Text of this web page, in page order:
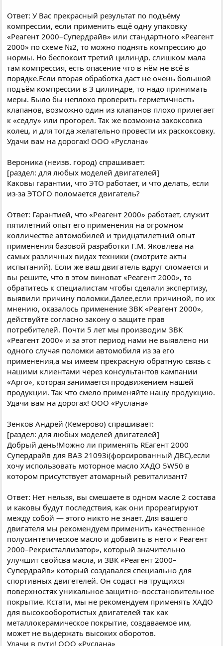
Ответ: У Вас прекрасный результат по подъёму
компрессии, если применить ещё одну упаковку
«Реагент 2000–Супердрайв» или стандартного «Реагент
2000» по схеме №2, то можно поднять компрессию до
нормы. Но беспокоит третий цилиндр, слишком мала
там компрессия, есть опасение что в нём не всё в
порядке.Если вторая обработка даст не очень большой
подъём компрессии в 3 цилиндре, то надо принимать
меры. Было бы неплохо проверить герметичность
клапанов, возможно один из клапанов плохо прилегает
к «седлу» или прогорел. Так же возможна закоксовка
колец, и для тогда желательно провести их раскоксовку.
Удачи вам на дорогах! ООО «Руслана»
Вероника (неизв. город) спрашивает:
[раздел: для любых моделей двигателей]
Каковы гарантии, что ЭТО работает, и что делать, если
из-за ЭТОГО поломается двигатель?
Ответ: Гарантией, что «Реагент 2000» работает, служит
пятилетний опыт его применения на огромном
колличестве автомобилей и тридцатилетний опыт
применения базовой разработки Г.М. Яковлева на
самых различных видах техники (смотрите акты
испытаний). Если же ваш двигатель вдруг сломается и
вы решите, что в этом виноват «Реагент 2000», то
обратитесь к специалистам чтобы сделали экспертизу,
выявили причину поломки.Далее,если причиной, по их
мнению, оказалось применение ЗВК «Реагент 2000»,
действуйте согласно закону о защите прав
потребителей. Почти 5 лет мы производим ЗВК
«Реагент 2000» и за этот период нами не выявлено ни
одного случая поломки автомобиля из за его
применения,а мы имеем прекрасную обратную связь с
нашими клиентами через консультантов кампании
«Арго», которая занимается продвижением нашей
продукции. Так что смело применяйте нашу продукцию.
Удачи вам на дорогах! ООО «Руслана»
Зенков Андрей (Кемерово) спрашивает:
[раздел: для любых моделей двигателей]
Добрый день!Можно ли применять REагент 2000
Супердрайв для ВАЗ 21093i(форсированный ДВС),если
хочу использовать моторное масло ХАДО 5W50 в
котором присутствует атомарный ревитализант?
Ответ: Нет нельзя, вы смешаете в одном масле 2 состава
и каковы будут последствия, как они прореагируют
между собой — этого никто не знает. Для вашего
двигателя мы рекомендуем применить качественное
полусинтетическое масло и добавить в него « Реагент
2000–Рекристаллизатор», который значительно
улучшит свойсва масла, и ЗВК «Реагент 2000–
Супердрайв» который создавался специально для
спортивных двигетелей. Он содаст на трущихся
поверхностях уникальное защитно–восстановительное
покрытие. Кстати, мы не рекомендуем применять ХАДО
для высокооборотистых двигателей так как
металлокерамическое покрытие, создаваемое им,
может не выдержать высоких оборотов.
Удачи в пути! ООО «Руслана»